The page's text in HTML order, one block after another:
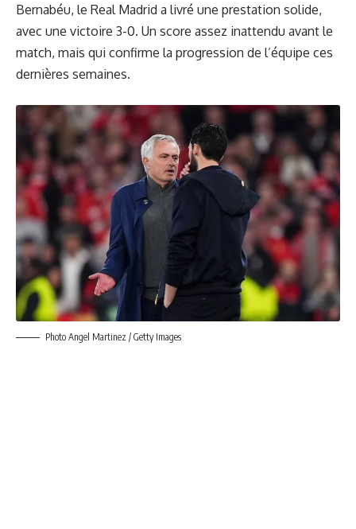
Bernabéu, le Real Madrid a livré une prestation solide,
avec une victoire 3-0. Un score assez inattendu avant le
match, mais qui confirme la progression de l’équipe ces
dernières semaines.
Photo Angel Martinez / Getty Images